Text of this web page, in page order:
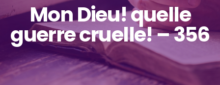
Mon Dieu! quelle
guerre cruelle! – 356